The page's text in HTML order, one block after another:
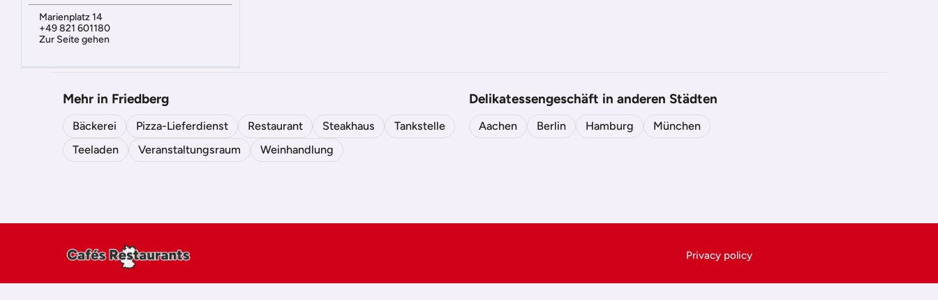
Marienplatz 14
+49 821 601180
Zur Seite gehen
Mehr in Friedberg
Bäckerei Pizza-Lieferdienst Restaurant Steakhaus
Tankstelle
Teeladen
Veranstaltungsraum Weinhandlung
Delikatessengeschäft in anderen Städten
Aachen Berlin Hamburg München
Privacy policy